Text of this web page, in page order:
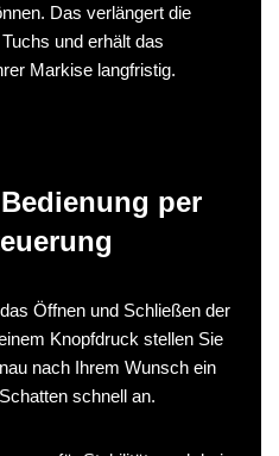
Das verlängert die
und erhält das
Markise langfristig.
per
Öffnen und Schließen der
Knopfdruck stellen Sie
nach Ihrem Wunsch ein
schnell an.